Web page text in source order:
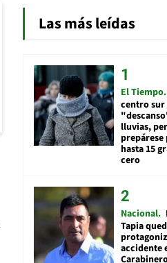
Las más leídas
El Tiempo
centro
lluvias,
hasta 15
cero
Nacional
Tapia
accidente